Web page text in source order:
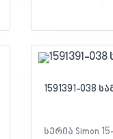
ერთიანი
ფერი:
1591391-038
სერია Simon